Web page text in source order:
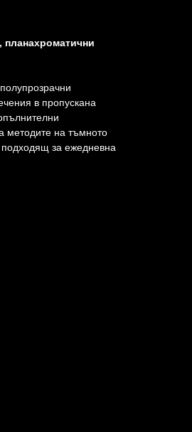
планахроматични
в пропускана
методите на тъмното
подходящ за ежедневна